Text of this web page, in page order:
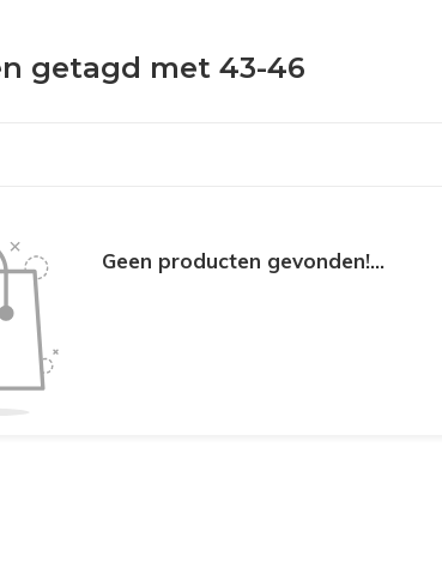
getagd met 43-46
Geen producten gevonden!...